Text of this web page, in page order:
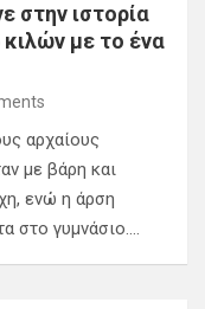
στην ιστορία
με το ένα
αρχαίους
με βάρη και
ενώ η άρση
στο γυμνάσιο.…